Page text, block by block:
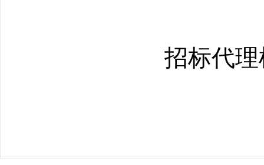
招标代